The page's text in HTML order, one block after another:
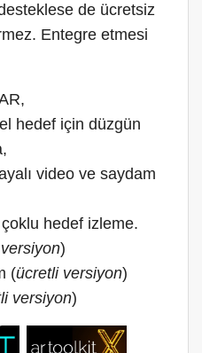
de ücretsiz
Entegre etmesi
hedef için düzgün
video ve saydam
hedef izleme.
)
(ücretli versiyon)
versiyon)